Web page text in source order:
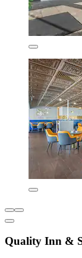
Quality Inn &